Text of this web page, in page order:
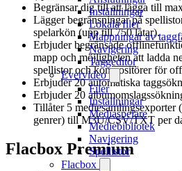
Inställningar
Lokala filer
Mappningar av
Navigering
Taggeditor
Evervideo
Filer
Inställningar
Mediaspelare
Mediebibliotek
Navigering
Spellistor
Flacbox
Begränsar dig till att lägga till
Lägger begränsningar på
spelarkön (upp till 750 låtar).
Erbjuder begränsade
mapp och möjligheten att ladda
spellistor och kompositörer för
Erbjuder 20 automatiska
Erbjuder 20
Tillåter 5 mediesamlingsexporter
genrer) till M3U/CSV/TXT per
Flacbox Premium